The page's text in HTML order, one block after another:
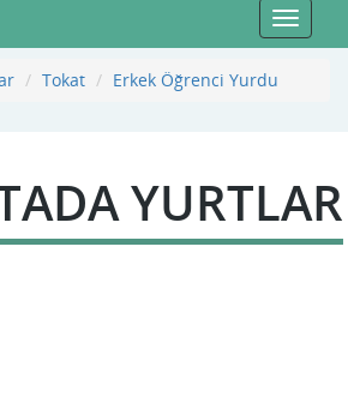
Toggle
Tokat Erkek Öğrenci Yurdu
YURTLAR